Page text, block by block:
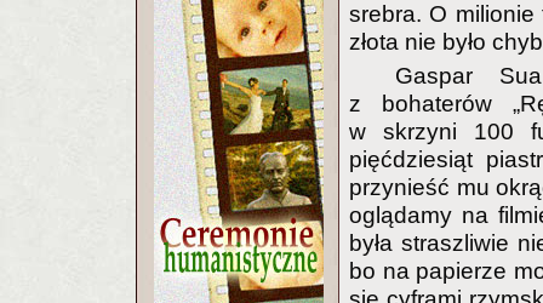
srebra. O milionie
złota nie było
Gaspar
z bohaterów
w skrzyni 100
pięćdziesiąt
przynieść mu
oglądamy na
była straszliwie
bo na papierze